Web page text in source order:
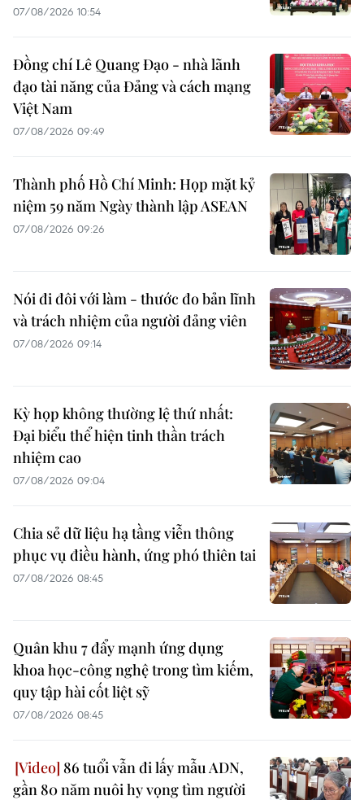
07/08/2026 10:54
Đồng chí Lê Quang Đạo - nhà lãnh
đạo tài năng của Đảng và cách mạng
Việt Nam
07/08/2026 09:49
Thành phố Hồ Chí Minh: Họp mặt kỷ
niệm 59 năm Ngày thành lập ASEAN
07/08/2026 09:26
Nói đi đôi với làm - thước đo bản lĩnh
và trách nhiệm của người đảng viên
07/08/2026 09:14
Kỳ họp không thường lệ thứ nhất:
Đại biểu thể hiện tinh thần trách
nhiệm cao
07/08/2026 09:04
Chia sẻ dữ liệu hạ tầng viễn thông
phục vụ điều hành, ứng phó thiên tai
07/08/2026 08:45
Quân khu 7 đẩy mạnh ứng dụng
khoa học-công nghệ trong tìm kiếm,
quy tập hài cốt liệt sỹ
07/08/2026 08:45
86 tuổi vẫn đi lấy mẫu ADN,
gần 80 năm nuôi hy vọng tìm người